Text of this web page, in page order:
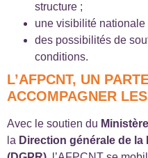
structure ;
une visibilité
des possibilités de
conditions.
L’AFPCNT, UN
ACCOMPAGNER
Avec le soutien du
la Direction générale de